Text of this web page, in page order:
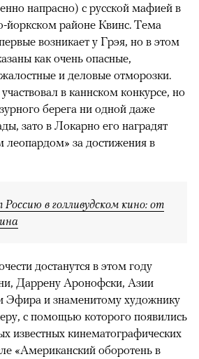
напрасно) с русской мафией в
йоркском районе Квинс. Тема
возникает у Грэя, но в этом
как очень опасные,
и деловые отморозки.
в каннском конкурсе, но
берега ни одной даже
зато в Локарно его наградят
за достижения в
в голливудском кино: от
достанутся в этом году
Даррену Аронофски, Азии
и знаменитому художнику
с помощью которого появились
известных кинематографических
«Американский оборотень в